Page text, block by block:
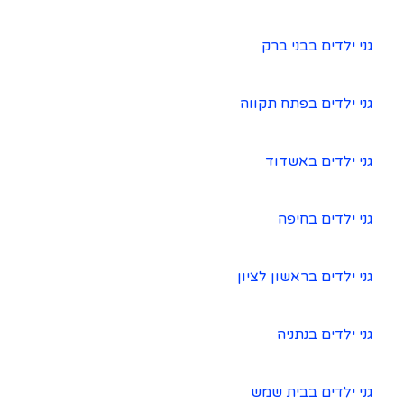
גני ילדים בבני ברק
גני ילדים בפתח תקווה
גני ילדים באשדוד
גני ילדים בחיפה
גני ילדים בראשון לציון
גני ילדים בנתניה
גני ילדים בבית שמש